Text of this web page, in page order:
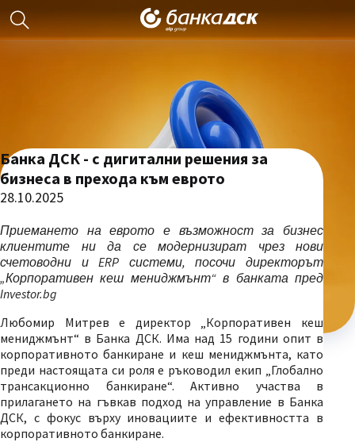
Банка ДСК - с дигитални решения за
бизнеса в прехода към еврото
28.10.2025
Приемането на еврото е възможност за бизнес
клиентите ни да се модернизират чрез нови
счетоводни и ERP системи, посочи директорът
„Корпоративен кеш мениджмънт“ в банката пред
Investor.bg
Любомир Митрев е директор „Корпоративен кеш
мениджмънт“ в Банка ДСК. Има над 15 години опит в
корпоративното банкиране и кеш мениджмънта, като
преди настоящата си роля е ръководил екип „Глобално
трансакционно банкиране“. Активно участва в
прилагането на гъвкав подход на управление в Банка
ДСК, с фокус върху иновациите и ефективността в
корпоративното банкиране.